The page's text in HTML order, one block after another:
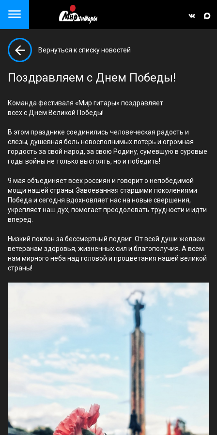
Close menu
Вернуться к списку новостей
Поздравляем с Днем Победы!
Команда фестиваля «Мир гитары» поздравляет
всех с Днем Великой Победы!
В этом празднике соединились человеческая радость и
слезы, душевная боль невосполнимых потерь и огромная
гордость за свой народ, за свою Родину, сумевшую в суровые
годы войны не только выстоять, но и победить!
9 мая объединяет всех россиян и говорит о непобедимой
мощи нашей страны. Завоеванная старшими поколениями
Победа и сегодня вдохновляет нас на новые свершения,
укрепляет наш дух, помогает преодолевать трудности и идти
вперед.
Низкий поклон за бессмертный подвиг. От всей души желаем
ветеранам здоровья, жизненных сил и благополучия. А всем
нам мирного неба над головой и процветания нашей великой
страны!